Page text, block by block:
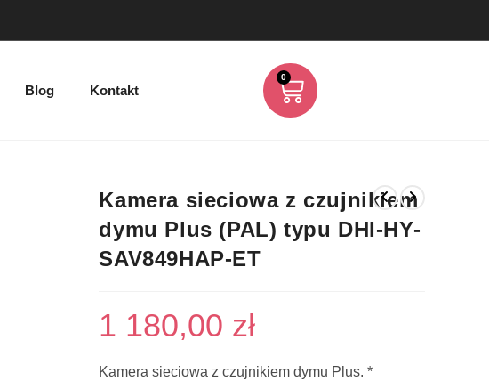
Blog Kontakt
0
Kamera sieciowa z czujnikiem
dymu Plus (PAL) typu DHI-HY-
SAV849HAP-ET
1 180,00 zł
Kamera sieciowa z czujnikiem dymu Plus. *